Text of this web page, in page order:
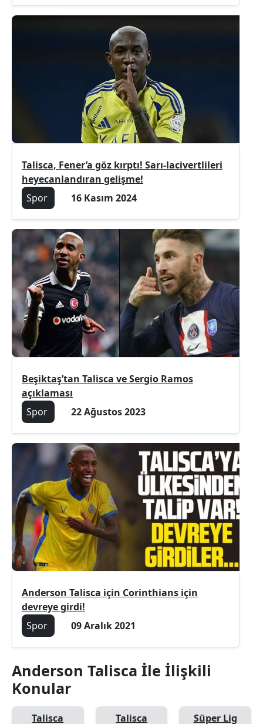
Talisca, Fener’a göz kırptı! Sarı-lacivertlileri
heyecanlandıran gelişme!
Spor
16 Kasım 2024
Beşiktaş’tan Talisca ve Sergio Ramos
açıklaması
Spor
22 Ağustos 2023
Anderson Talisca için Corinthians için
devreye girdi!
Spor
09 Aralık 2021
Anderson Talisca İle İlişkili
Konular
Talisca
Talisca
Süper Lig